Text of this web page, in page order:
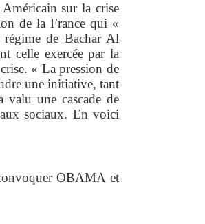
sur la crise
de la France qui «
régime de Bachar Al
celle exercée par la
« La pression de
une initiative, tant
une cascade de
sociaux. En voici
OBAMA et